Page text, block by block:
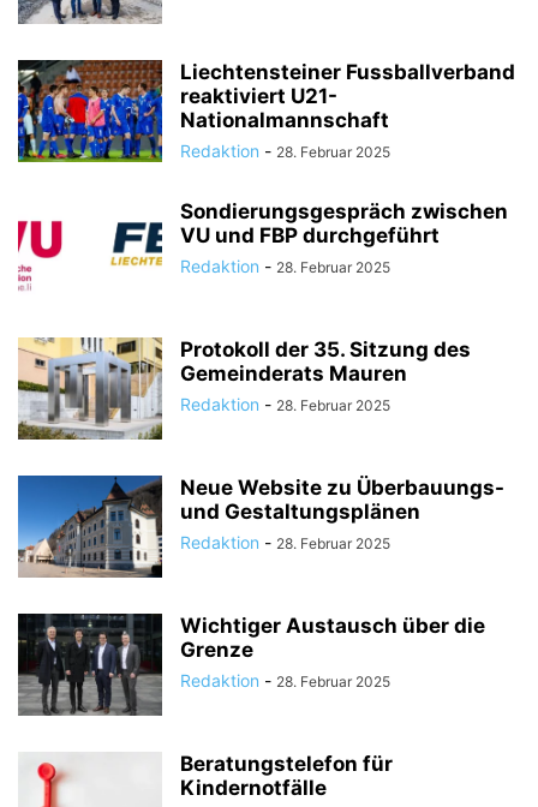
Liechtensteiner Fussballverband
reaktiviert U21-
Nationalmannschaft
Redaktion - 28. Februar 2025
Sondierungsgespräch zwischen
VU und FBP durchgeführt
Redaktion - 28. Februar 2025
Protokoll der 35. Sitzung des
Gemeinderats Mauren
Redaktion - 28. Februar 2025
Neue Website zu Überbauungs-
und Gestaltungsplänen
Redaktion - 28. Februar 2025
Wichtiger Austausch über die
Grenze
Redaktion - 28. Februar 2025
Beratungstelefon für
Kindernotfälle